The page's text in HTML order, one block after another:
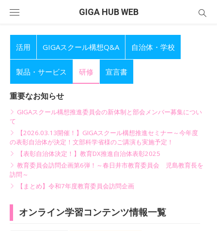
GIGA HUB WEB
活用 GIGAスクール構想Q&A 自治体・学校
製品・サービス 研修 宣言書
重要なお知らせ
GIGAスクール構想推進委員会の新体制と部会メンバー募集につい
て
【2026.03.13開催！】GIGAスクール構想推進セミナー～今年度
の表彰自治体が決定！文部科学省様のご講演も実施予定！
【表彰自治体決定！】教育DX推進自治体表彰2025
教育委員会訪問企画第6弾！～春日井市教育委員会 児島教育長を
訪問～
【まとめ】令和7年度教育委員会訪問企画
オンライン学習コンテンツ情報一覧